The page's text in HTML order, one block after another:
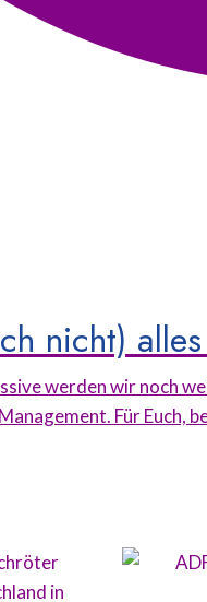
nicht)
werden wir noch
Für Euch,